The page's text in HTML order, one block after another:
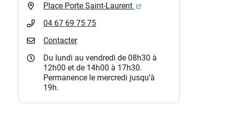
Place Porte Saint-Laurent
(ouverture dans un nouvel
04 67 69 75 75
Contacter
Du lundi au vendredi de 08h30 à
12h00 et de 14h00 à 17h30.
Permanence le mercredi jusqu’à
19h.